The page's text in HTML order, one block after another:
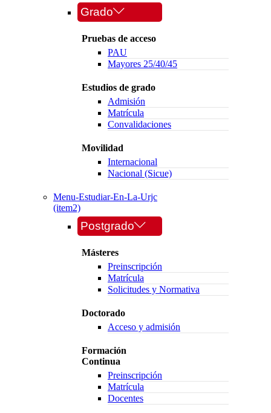
Grado
Pruebas de acceso
PAU
Mayores 25/40/45
Estudios de grado
Admisión
Matrícula
Convalidaciones
Movilidad
Internacional
Nacional (Sicue)
Menu-Estudiar-En-La-Urjc
(item2)
Postgrado
Másteres
Preinscripción
Matrícula
Solicitudes y Normativa
Doctorado
Acceso y admisión
Formación
Continua
Preinscripción
Matrícula
Docentes